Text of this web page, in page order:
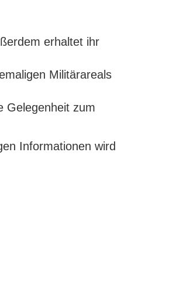
erhaltet ihr
Militärareals
Gelegenheit zum
Informationen wird